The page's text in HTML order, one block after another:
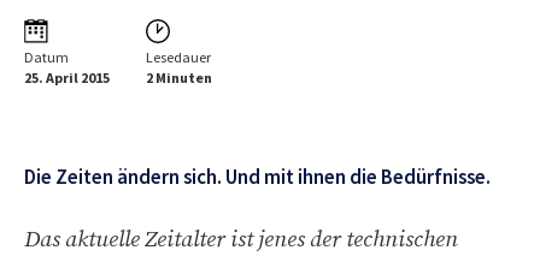
Datum
25. April 2015
Lesedauer
2 Minuten
Die Zeiten ändern sich. Und mit ihnen die Bedürfnisse.
Das aktuelle Zeitalter ist jenes der technischen